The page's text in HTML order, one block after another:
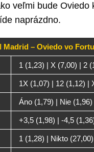
veľmi bude Oviedo
naprázdno.
Madrid – Oviedo vo
1 (1,23) | X (7,00) | 2
1X (1,07) | 12 (1,12) |
Áno (1,79) | Nie (1,96)
+3,5 (1,98) | -4,5
1 (1,28) | Nikto